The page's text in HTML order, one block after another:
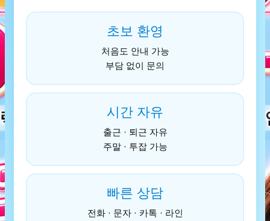
초보 환영
처음도 안내 가능
부담 없이 문의
시간 자유
출근 · 퇴근 자유
주말 · 투잡 가능
빠른 상담
전화 · 문자 · 카톡 · 라인